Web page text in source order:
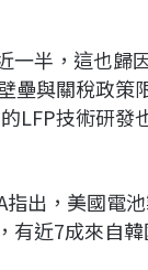
半，這也歸
壘與關稅政策
LFP技術研
出，美國電
有近7成來自韓